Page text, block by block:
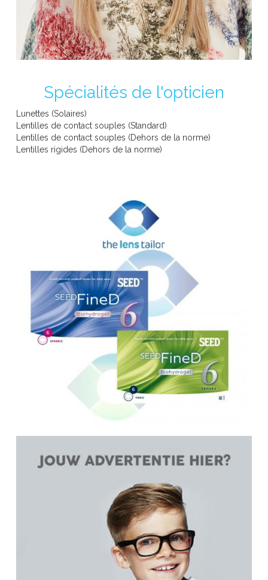
CHOPARD EYEWEAR
FAÇONNABLE EYEWEAR
Falco Linsen
GIGI STUDIOS EYEWEAR
Spécialités de l'opticien
Lunettes (Solaires)
Lentilles de contact souples (Standard)
Lentilles de contact souples (Dehors de la norme)
Lentilles rigides (Dehors de la norme)